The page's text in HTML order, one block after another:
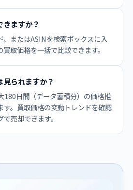
きますか？
、またはASINを検索ボックスに入
取価格を一括で比較できます。
見られますか？
180日間（データ蓄積分）の価格推
す。買取価格の変動トレンドを確認
売却できます。